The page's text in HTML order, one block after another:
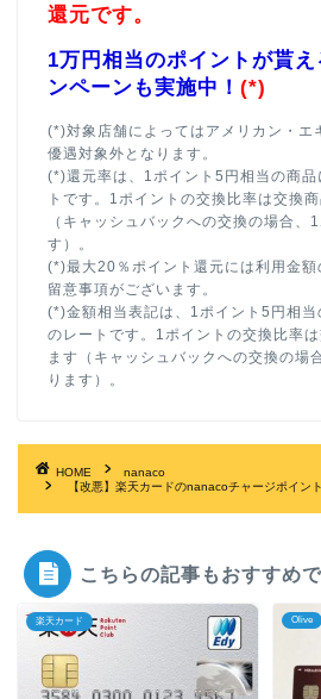
還元です。
1万円相当のポイントが貰
ンペーンも実施中！ (*)
(*)対象店舗によってはアメリカン・エ
優遇対象外となります。
(*)還元率は、1ポイント5円相当の商品
トです。1ポイントの交換比率は交換
（キャッシュバックへの交換の場合、
す）。
(*)最大20％ポイント還元には利用金額
留意事項がございます。
(*)金額相当表記は、1ポイント5円相当
のレートです。1ポイントの交換比率
ます（キャッシュバックへの交換の場
ります）。
HOME
nanaco
【改悪】楽天カードのnanacoチャージポイン
こちらの記事もおすすめ
楽天カード Olive